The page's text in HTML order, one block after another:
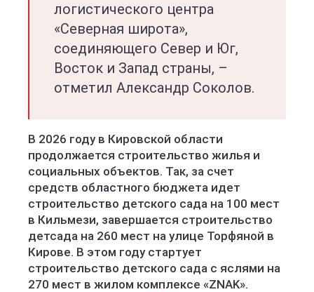
логистического центра
«Северная широта»,
соединяющего Север и Юг,
Восток и Запад страны, –
отметил Александр Соколов.
В 2026 году в Кировской области
продолжается строительство жилья и
социальных объектов. Так, за счет
средств областного бюджета идет
строительство детского сада на 100 мест
в Кильмези, завершается строительство
детсада на 260 мест на улице Торфяной в
Кирове. В этом году стартует
строительство детского сада с яслями на
270 мест в жилом комплексе «ZNAK».